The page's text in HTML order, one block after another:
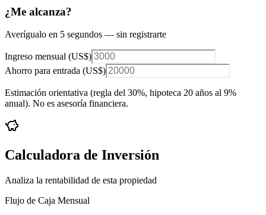
¿Me alcanza?
Averígualo en 5 segundos — sin registrarte
Ingreso mensual (US$)
Ahorro para entrada (US$)
Estimación orientativa (regla del 30%, hipoteca 20 años al 9%
anual). No es asesoría financiera.
Calculadora de Inversión
Analiza la rentabilidad de esta propiedad
Flujo de Caja Mensual